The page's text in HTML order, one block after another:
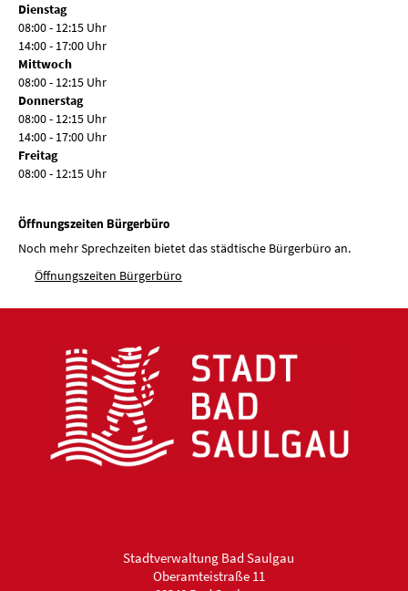
Dienstag
08:00 - 12:15 Uhr
14:00 - 17:00 Uhr
Mittwoch
08:00 - 12:15 Uhr
Donnerstag
08:00 - 12:15 Uhr
14:00 - 17:00 Uhr
Freitag
08:00 - 12:15 Uhr
Öffnungszeiten Bürgerbüro
Noch mehr Sprechzeiten bietet das städtische Bürgerbüro an.
Öffnungszeiten Bürgerbüro
Stadtverwaltung Bad Saulgau
Oberamteistraße 11